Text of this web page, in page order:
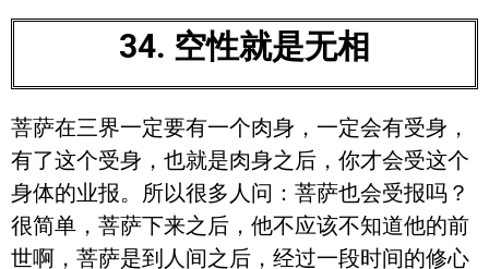
34. 空性就是无相
菩萨在三界一定要有一个肉身，一定会有受身，
有了这个受身，也就是肉身之后，你才会受这个
身体的业报。所以很多人问：菩萨也会受报吗？
很简单，菩萨下来之后，他不应该不知道他的前
世啊，菩萨是到人间之后，经过一段时间的修心